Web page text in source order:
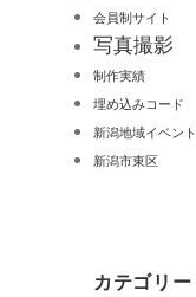
会員制サイト
写真撮影
制作実績
埋め込みコード
新潟地域イベント
新潟市東区
カテゴリー